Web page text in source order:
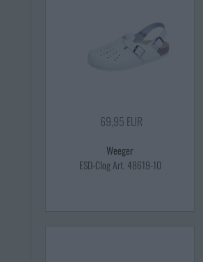
69,95 EUR
Weeger
ESD-Clog Art. 48619-10